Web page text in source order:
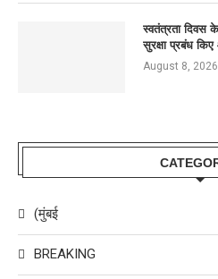
स्वतंत्रता दिवस
सुरक्षा प्रबंध
August 8, 2026
(मुंबई
BREAKING